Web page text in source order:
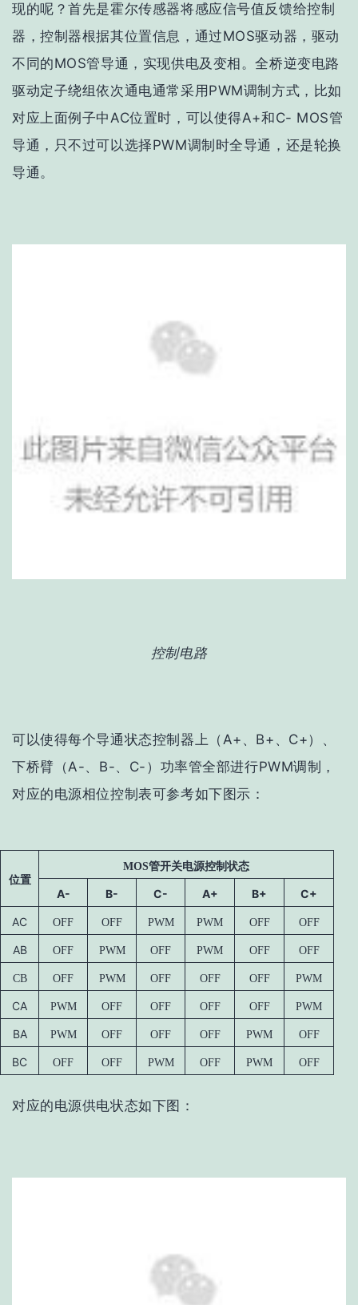
现的呢？首先是霍尔传感器将感应信号值反馈给控制
器，控制器根据其位置信息，通过MOS驱动器，驱动
不同的MOS管导通，实现供电及变相。全桥逆变电路
驱动定子绕组依次通电通常采用PWM调制方式，比如
对应上面例子中AC位置时，可以使得A+和C- MOS管
导通，只不过可以选择PWM调制时全导通，还是轮换
导通。
控制电路
可以使得每个导通状态控制器上（A+、B+、C+）、
下桥臂（A-、B-、C-）功率管全部进行PWM调制，
对应的电源相位控制表可参考如下图示：
位置
MOS管开关电源控制状态
A- B- C- A+ B+ C+
AC OFF OFF PWM PWM OFF OFF
AB OFF PWM OFF PWM OFF OFF
CB OFF PWM OFF OFF OFF PWM
CA PWM OFF OFF OFF OFF PWM
BA PWM OFF OFF OFF PWM OFF
BC OFF OFF PWM OFF PWM OFF
对应的电源供电状态如下图：